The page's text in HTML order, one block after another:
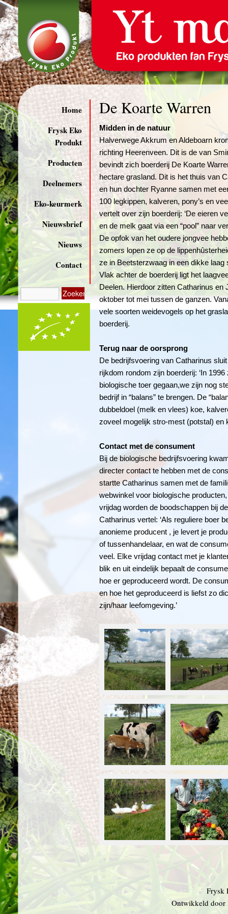
Home
Frysk Eko
Produkt
Producten
Deelnemers
Eko-keurmerk
Nieuwsbrief
Nieuws
Contact
De Koarte Warren
Midden in de natuur
Halverwege Akkrum en Aldeboarn
richting Heerenveen. Dit is de van
bevindt zich boerderij De Koarte
hectare grasland. Dit is het thuis van
en hun dochter Ryanne samen met
100 legkippen, kalveren, pony’s en
vertelt over zijn boerderij: ‘De eieren
en de melk gaat via een “pool” naar
De opfok van het oudere jongvee
zomers lopen ze op de
ze in Beetsterzwaag in een dikke laag
Vlak achter de boerderij ligt het
Deelen. Hierdoor zitten Catharinus en
oktober tot mei tussen de ganzen.
vele soorten weidevogels op het
boerderij.
Terug naar de oorsprong
De bedrijfsvoering van Catharinus
rijkdom rondom zijn boerderij: ‘In
biologische toer gegaan,we zijn nog
bedrijf in “balans” te brengen. De
dubbeldoel (melk en vlees) koe,
zoveel mogelijk stro-mest (potstal) en
Contact met de consument
Bij de biologische bedrijfsvoering
directer contact te hebben met de
startte Catharinus samen met de
webwinkel voor biologische
vrijdag worden de boodschappen bij
Catharinus vertel: ‘Als reguliere boer
anonieme producent , je levert je
of tussenhandelaar, en wat de
veel. Elke vrijdag contact met je
blik en uit eindelijk bepaalt de
hoe er geproduceerd wordt. De
en hoe het geproduceerd is liefst zo
zijn/haar leefomgeving.’
Frysk
Ontwikkeld door